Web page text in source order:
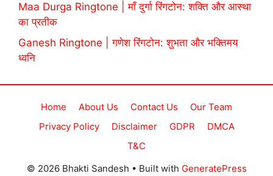
Maa Durga Ringtone | माँ दुर्गा रिंगटोन: शक्ति और आस्था
का प्रतीक
Ganesh Ringtone | गणेश रिंगटोन: शुभता और भक्तिमय
ध्वनि
Home About Us Contact Us
Our Team
Privacy Policy
Disclaimer GDPR
DMCA
T&C
© 2026 Bhakti Sandesh • Built with GeneratePress